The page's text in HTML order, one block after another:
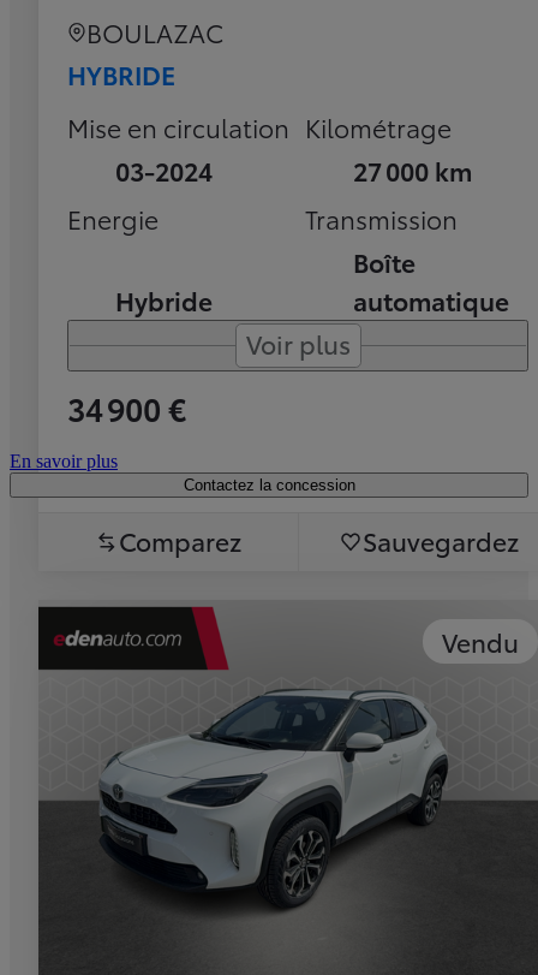
BOULAZAC
HYBRIDE
Mise en circulation
03-2024
Kilométrage
27 000 km
Energie
Hybride
Transmission
Boîte
automatique
Voir plus
34 900 €
En savoir plus
Contactez la concession
Comparez Sauvegardez
Vendu